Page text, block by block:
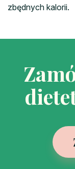
zbędnych kalorii.